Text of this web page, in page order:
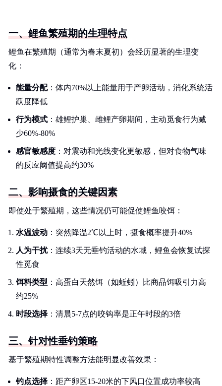
一、鲤鱼繁殖期的生理特点
鲤鱼在繁殖期（通常为春末夏初）会经历显著的生理变
化：
能量分配：体内70%以上能量用于产卵活动，消化系统活
跃度降低
行为模式 ：雄鲤护巢、雌鲤产卵期间，主动觅食行为减
少60%-80%
感官敏感度 ：对震动和光线变化更敏感，但对食物气味
的反应阈值提高约30%
二、影响摄食的关键因素
即使处于繁殖期，这些情况仍可能促使鲤鱼咬饵：
水温波动 ：突然降温2℃以上时，摄食概率提升40%
人为干扰：连续3天无垂钓活动的水域，鲤鱼会恢复试探
性觅食
饵料类型 ：高蛋白天然饵（如蚯蚓）比商品饵吸引力高
约25%
时段选择 ：清晨5-7点的咬钩率是正午时段的3倍
三、针对性垂钓策略
基于繁殖期特性调整方法能明显改善效果：
钓点选择 ：距产卵区15-20米的下风口位置成功率较高